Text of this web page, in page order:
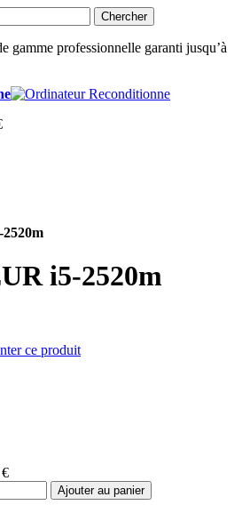
Chercher
gamme professionnelle garanti jusqu’à
i5-2520m
ce produit
Ajouter au panier